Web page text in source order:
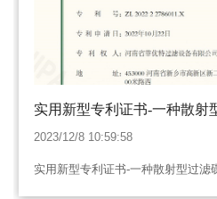
实用新型专利证书-一种散射
2023/12/8 10:59:58
实用新型专利证书-一种散射型过滤